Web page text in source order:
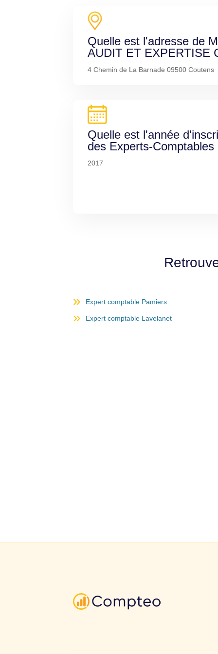
Quelle est l'adresse de
AUDIT ET EXPERTISE
4 Chemin de La Barnade 09500 Coutens
Quelle est l'année
des Experts-Comptables
2017
Expert comptable Pamiers
Expert comptable Lavelanet